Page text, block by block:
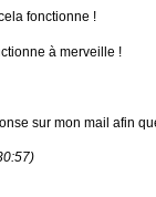
fonctionne !
à merveille !
sur mon mail afin